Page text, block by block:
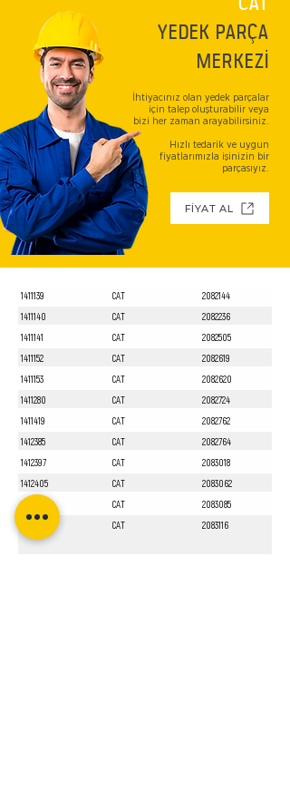
YEDEK PARÇA
MERKEZİ
İhtiyacınız olan yedek parçalar
için talep oluşturabilir veya
bizi her zaman arayabilirsiniz.
Hızlı tedarik ve uygun
fiyatlarımızla işinizin bir
parçasıyız.
FİYAT AL
1411139 CAT
2082144
1411140
CAT
2082236
1411141
CAT
2082505
1411152
CAT
2082619
1411153
CAT
2082620
1411280
CAT
2082724
1411419
CAT
2082762
1412385
CAT
2082764
1412397
CAT
2083018
1412405
CAT
2083062
1412551
CAT
2083085
CAT 2083116